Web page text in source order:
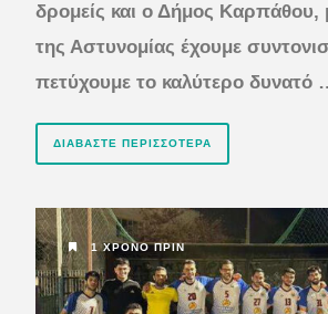
δρομείς και ο Δήμος Καρπάθου,
της Αστυνομίας έχουμε
πετύχουμε το καλύτερο δυνατό
ΔΙΑΒΆΣΤΕ ΠΕΡΙΣΣΌΤΕΡΑ
1 ΧΡΌΝΟ ΠΡΙΝ